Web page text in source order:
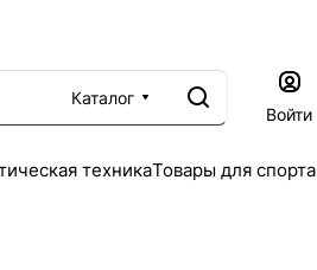
Каталог
Войти
техникаТовары для спорта